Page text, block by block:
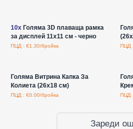
10xГоляма 3D плаваща рамка
за дисплей 11x11 см - черно
ПЦД : €1.30/бройка ПЦД
Голяма Витрина Капка За
Колиета (26x18 см)
ПЦД : €0.00/бройка ПЦД
Зареди